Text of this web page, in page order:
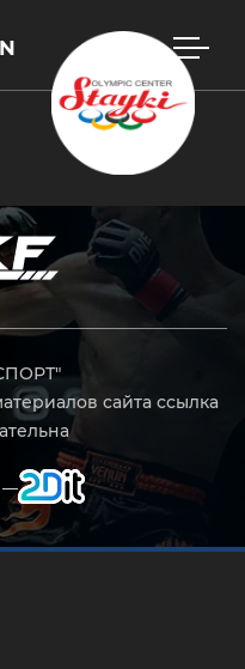
сайта ссылка
—
чтобы закрыть